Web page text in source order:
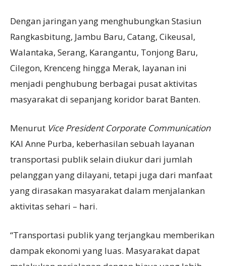
Dengan jaringan yang menghubungkan Stasiun
Rangkasbitung, Jambu Baru, Catang, Cikeusal,
Walantaka, Serang, Karangantu, Tonjong Baru,
Cilegon, Krenceng hingga Merak, layanan ini
menjadi penghubung berbagai pusat aktivitas
masyarakat di sepanjang koridor barat Banten.
Menurut Vice President Corporate Communication
KAI Anne Purba, keberhasilan sebuah layanan
transportasi publik selain diukur dari jumlah
pelanggan yang dilayani, tetapi juga dari manfaat
yang dirasakan masyarakat dalam menjalankan
aktivitas sehari – hari.
“Transportasi publik yang terjangkau memberikan
dampak ekonomi yang luas. Masyarakat dapat